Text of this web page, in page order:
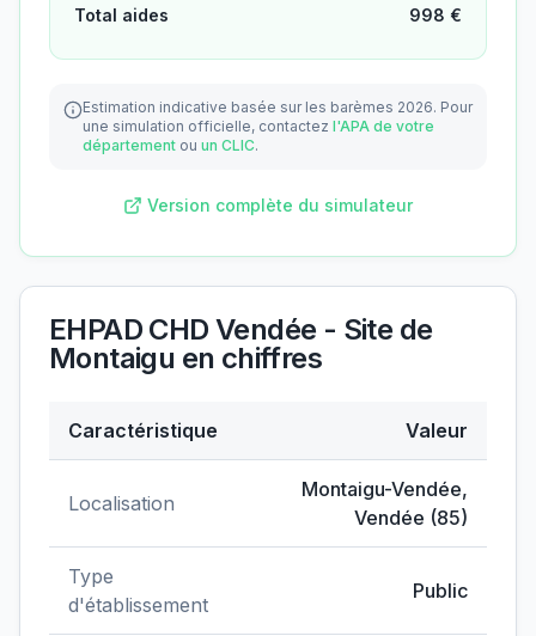
Total aides 998 €
Estimation indicative basée sur les barèmes 2026. Pour
une simulation officielle, contactez l'APA de votre
département ou un CLIC.
Version complète du simulateur
EHPAD CHD Vendée - Site de
Montaigu en chiffres
Caractéristique Valeur
Localisation
Montaigu-Vendée,
Vendée (85)
Type
d'établissement
Public